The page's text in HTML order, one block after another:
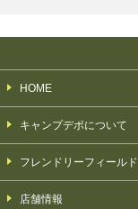
HOME
キャンプデポについて
フレンドリーフィールド
店舗情報